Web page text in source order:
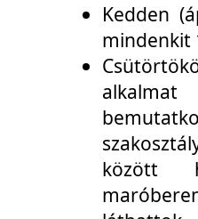
Kedden
mindenkit
között